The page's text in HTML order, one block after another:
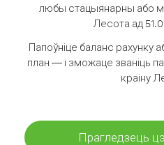
любы стацыянарны або
Лесота ад 51.0
Папоўніце баланс
план — і зможаце званіць
краіну
Прагледзець